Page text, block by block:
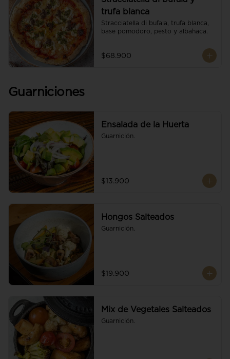
trufa blanca
Stracciatella di bufala, trufa blanca,
base pomodoro, pesto y albahaca.
$68.900
Guarniciones
Ensalada de la Huerta
Guarnición.
$13.900
Hongos Salteados
Guarnición.
$19.900
Mix de Vegetales Salteados
Guarnición.